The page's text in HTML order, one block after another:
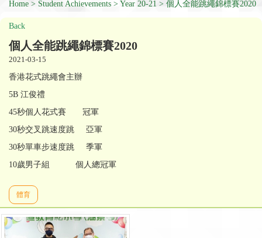
Home Student Achievements Year 20-21 個人全能跳繩錦標賽2020
Back
個人全能跳繩錦標賽2020
2021-03-15
香港花式跳繩會主辦
5B 江俊禮
45秒個人花式賽 冠軍
30秒交叉跳速度跳 亞軍
30秒單車步速度跳 季軍
10歲男子組 個人總冠軍
體育